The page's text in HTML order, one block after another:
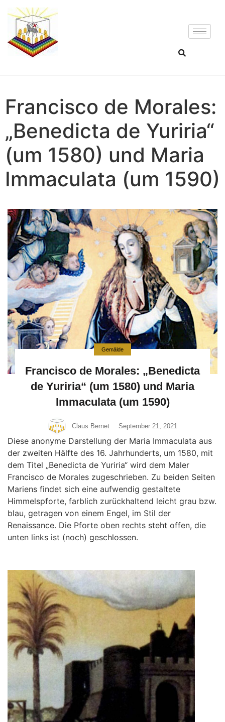
Francisco de Morales:
„Benedicta de Yuriria“
(um 1580) und Maria
Immaculata (um 1590)
Gemälde
Francisco de Morales: „Benedicta
de Yuriria“ (um 1580) und Maria
Immaculata (um 1590)
Claus Bernet September 21, 2021
Diese anonyme Darstellung der Maria Immaculata aus
der zweiten Hälfte des 16. Jahrhunderts, um 1580, mit
dem Titel „Benedicta de Yuriria“ wird dem Maler
Francisco de Morales zugeschrieben. Zu beiden Seiten
Mariens findet sich eine aufwendig gestaltete
Himmelspforte, farblich zurückhaltend leicht grau bzw.
blau, getragen von einem Engel, im Stil der
Renaissance. Die Pforte oben rechts steht offen, die
unten links ist (noch) geschlossen.